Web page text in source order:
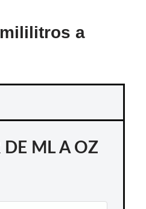
a
DE ML A OZ